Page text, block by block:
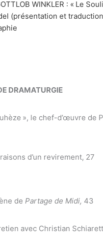
WINKLER : « Le
(présentation et
DRAMATURGIE
», le chef-d’œuvre de
d’un revirement, 27
de Partage de Midi, 43
avec Christian